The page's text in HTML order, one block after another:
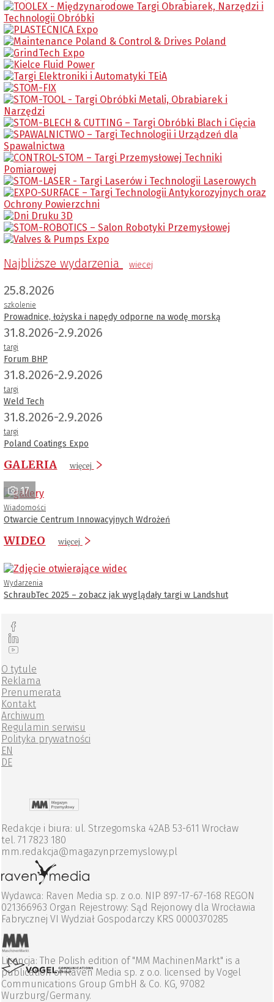
Najbliższe wydarzenia wiecej
25.8.2026
szkolenie
Prowadnice, łożyska i napędy odporne na wodę morską
31.8.2026-2.9.2026
targi
Forum BHP
31.8.2026-2.9.2026
targi
Weld Tech
31.8.2026-2.9.2026
targi
Poland Coatings Expo
GALERIA więcej
17
Wiadomości
Otwarcie Centrum Innowacyjnych Wdrożeń
WIDEO więcej
Wydarzenia
SchraubTec 2025 – zobacz jak wyglądały targi w Landshut
O tytule
Reklama
Prenumerata
Kontakt
Archiwum
Regulamin serwisu
Polityka prywatności
EN
DE
Redakcje i biura: ul. Strzegomska 42AB 53-611 Wrocław
tel. 71 7823 180
mm.redakcja@magazynprzemyslowy.pl
Wydawca: Raven Media sp. z o.o. NIP 897-17-67-168 REGON
021366963 Organ Rejestrowy: Sąd Rejonowy dla Wrocławia
Fabrycznej VI Wydział Gospodarczy KRS 0000370285
Licencja: The Polish edition of "MM MachinenMarkt" is a
publication of Raven Media sp. z o.o. licensed by Vogel
Communications Group GmbH & Co. KG, 97082
Wurzburg/Germany.